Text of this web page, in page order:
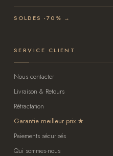
SOLDES -70% →
SERVICE CLIENT
Nous contacter
Livraison & Retours
Rétractation
Garantie meilleur prix
Paiements sécurisés
Qui sommes-nous